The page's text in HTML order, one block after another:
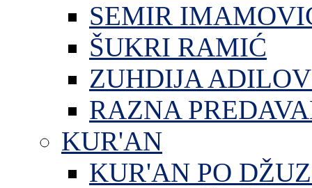
SEMIR
ŠUKRI RAMIĆ
ZUHDIJA
RAZNA
KUR'AN
KUR'AN PO